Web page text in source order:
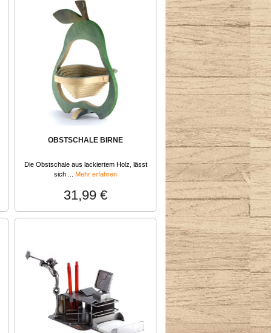
OBSTSCHALE BIRNE
Die Obstschale aus lackiertem Holz, lässt
sich ... Mehr erfahren
31,99 €